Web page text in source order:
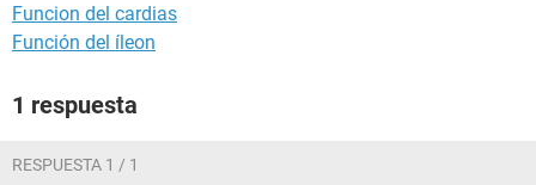
Funcion del cardias
Función del íleon
1 respuesta
RESPUESTA 1 / 1